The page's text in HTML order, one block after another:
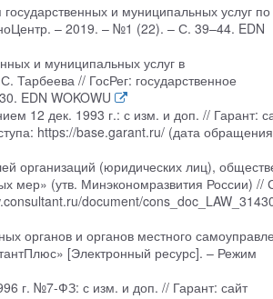
и муниципальных услуг по
– 2019. – №1 (22). – С. 39–44. EDN
и муниципальных услуг в
Тарбеева // ГосРег: государственное
EDN WOKOWU
12 дек. 1993 г.: с изм. и доп. // Гарант:
https://base.garant.ru/ (дата
организаций (юридических лиц),
мер» (утв. Минэкономразвития России) //
document/
органов и органов местного
[Электронный ресурс]. – Режим
г. №7-ФЗ: с изм. и доп. // Гарант: сайт